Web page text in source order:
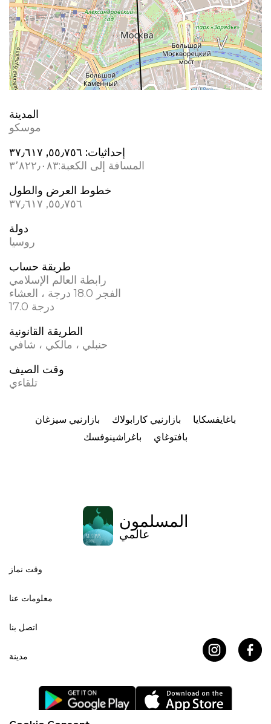
المدينة
موسكو
إحداثيات: ٥٥٫٧٥٦, ٣٧٫٦١٧
المسافة إلى الكعبة:٣٬٨٢٢٫٠٨٣
خطوط العرض والطول
٥٥٫٧٥٦, ٣٧٫٦١٧
دولة
روسيا
طريقة حساب
رابطة العالم الإسلامي
الفجر 18.0 درجة ، العشاء
17.0 درجة
الطريقة القانونية
حنبلي ، مالكي ، شافي
وقت الصيف
تلقاءي
بازارنيي سيزغان بازارنيي كارابولاك
باغايفسكايا
باغراشينوفسك
بافتوغاي
المسلمون
عالمي
وقت نماز
معلومات عنا
اتصل بنا
مدينة